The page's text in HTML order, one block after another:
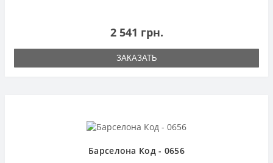
2 541 грн.
ЗАКАЗАТЬ
Барселона Код - 0656